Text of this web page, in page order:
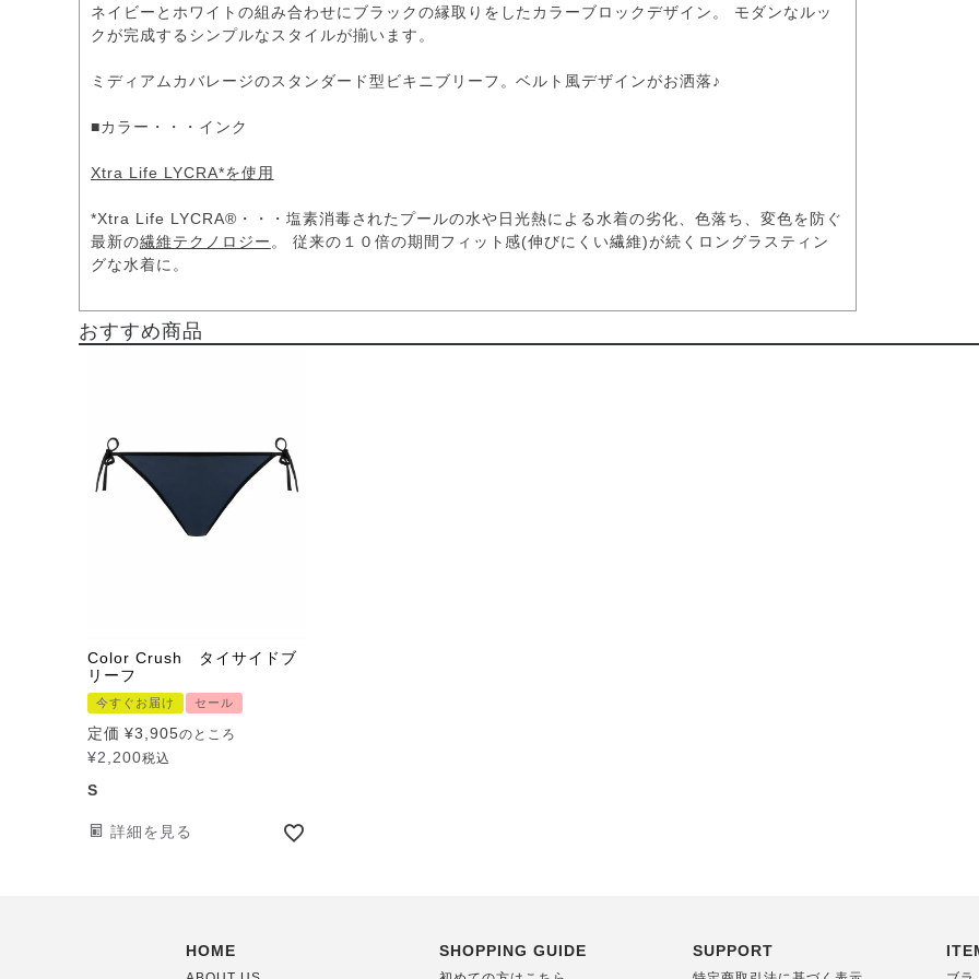
ネイビーとホワイトの組み合わせにブラックの縁取りをしたカラーブロックデザイン。 モダンなルッ
クが完成するシンプルなスタイルが揃います。
ミディアムカバレージのスタンダード型ビキニブリーフ。ベルト風デザインがお洒落♪
■カラー・・・インク
Xtra Life LYCRA*を使用
*Xtra Life LYCRA®・・・塩素消毒されたプールの水や日光熱による水着の劣化、色落ち、変色を防ぐ
最新の繊維テクノロジー 。 従来の１０倍の期間フィット感(伸びにくい繊維)が続くロングラスティン
グな水着に。
おすすめ商品
Color Crush タイサイドブ
リーフ
今すぐお届け セール
定価 ¥3,905のところ
¥2,200税込
S
詳細を見る
HOME SHOPPING GUIDE SUPPORT